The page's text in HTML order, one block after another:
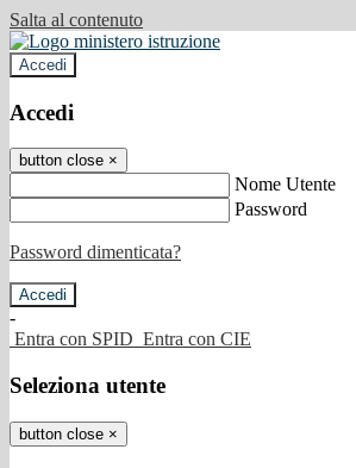
Salta al contenuto
Accedi
Accedi
button close ×
Nome Utente
Password
Password dimenticata?
-
Entra con SPID Entra con CIE
Seleziona utente
button close ×